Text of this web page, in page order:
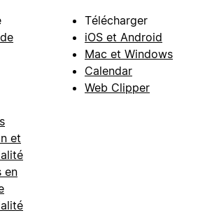
et
en
Télécharger
iOS et Android
Mac et Windows
Calendar
Web Clipper